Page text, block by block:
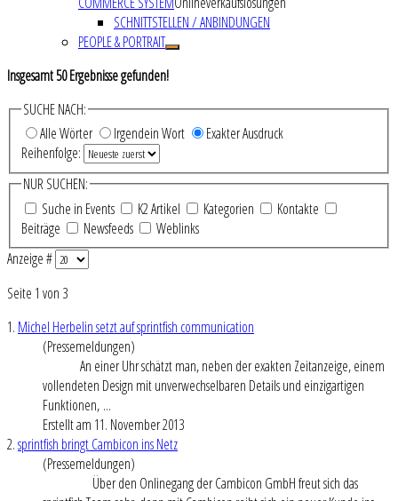
SCHNITTSTELLEN / ANBINDUNGEN
PEOPLE & PORTRAIT
Insgesamt50Ergebnisse gefunden!
SUCHE NACH:
Alle Wörter
Irgendein Wort
Exakter Ausdruck
Reihenfolge:
NUR SUCHEN:
Suche in Events
K2 Artikel Kategorien
Kontakte
Beiträge
Newsfeeds
Weblinks
Anzeige #
Seite 1 von 3
1. Michel Herbelin setzt auf sprintfish communication
(Pressemeldungen)
An einer Uhr schätzt man, neben der exakten Zeitanzeige, einem
vollendeten Design mit unverwechselbaren Details und einzigartigen
Funktionen, ...
Erstellt am 11. November 2013
2.sprintfish bringt Cambicon ins Netz
(Pressemeldungen)
Über den Onlinegang der Cambicon GmbH freut sich das